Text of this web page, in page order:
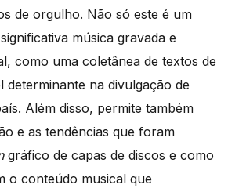
de orgulho. Não só este é um
música gravada e
como uma coletânea de textos de
determinante na divulgação de
Além disso, permite também
e as tendências que foram
gráfico de capas de discos e como
o conteúdo musical que